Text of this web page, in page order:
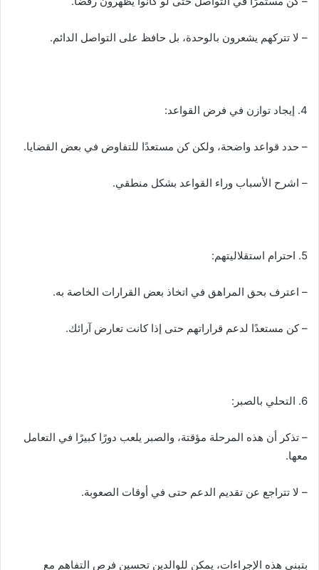
– لا تتركهم يشعرون بالوحدة، بل حافظ على التواصل الدائم.
4. إيجاد توازن في فرض القواعد:
– حدد قواعد واضحة، ولكن كن مستعدًا للتفاوض في بعض القضايا.
– اشرح الأسباب وراء القواعد بشكل منطقي.
5. احترام استقلاليتهم:
– اعترف بحق المراهق في اتخاذ بعض القرارات الخاصة به.
– كن مستعدًا لدعم قراراتهم حتى إذا كانت تعارض آرائك.
6. التحلي بالصبر:
– تذكر أن هذه المرحلة مؤقتة، والصبر يلعب دورًا كبيرًا في التعامل
معها.
– لا تتراجع عن تقديم الدعم حتى في أوقات الصعوبة.
بتبني هذه الإجراءات، يمكن للوالدين تحسين فرص التفاهم مع